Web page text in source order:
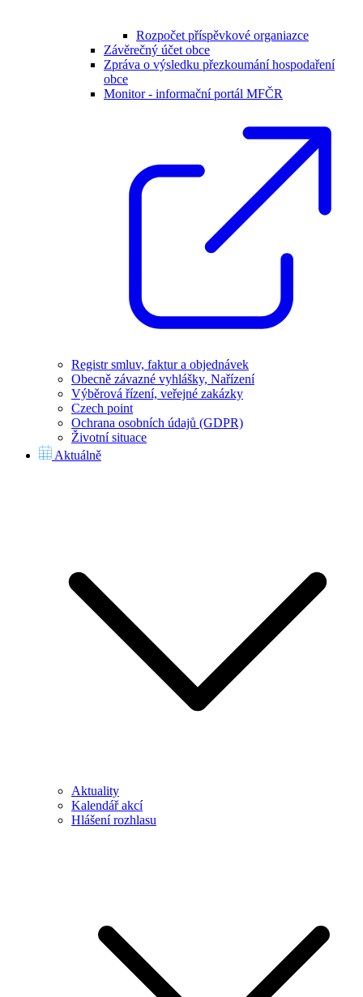
Rozpočet příspěvkové organiazce
Závěrečný účet obce
Zpráva o výsledku přezkoumání hospodaření
obce
Monitor - informační portál MFČR
Registr smluv, faktur a objednávek
Obecně závazné vyhlášky, Nařízení
Výběrová řízení, veřejné zakázky
Czech point
Ochrana osobních údajů (GDPR)
Životní situace
Aktuálně
Aktuality
Kalendář akcí
Hlášení rozhlasu